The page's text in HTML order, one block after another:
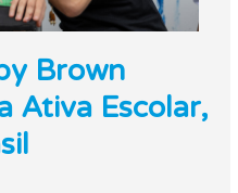
Brown
Ativa Escolar,